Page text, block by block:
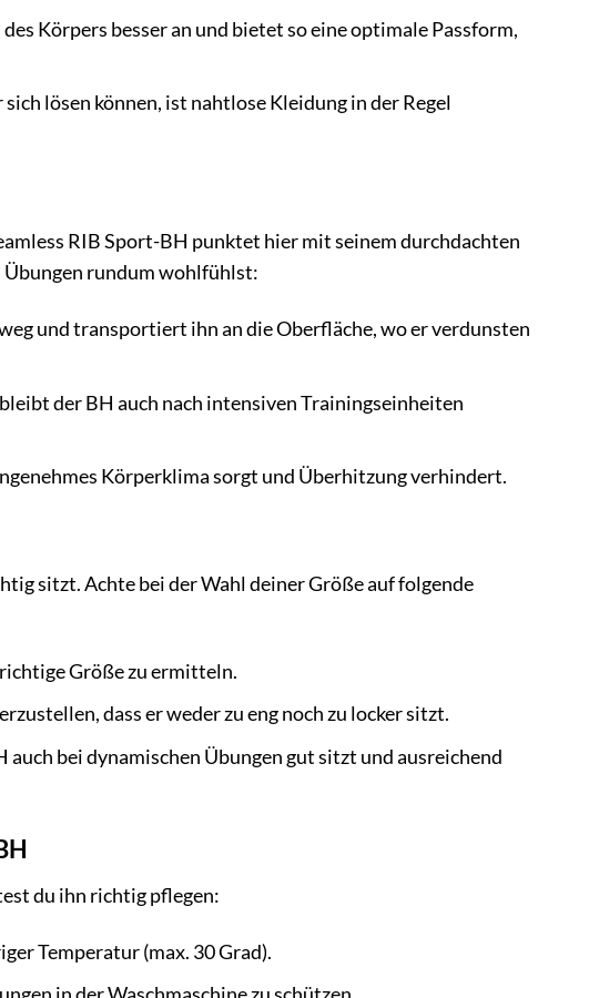
Körpers besser an und bietet so eine optimale Passform,
lösen können, ist nahtlose Kleidung in der Regel
RIB Sport-BH punktet hier mit seinem durchdachten
Übungen rundum wohlfühlst:
und transportiert ihn an die Oberfläche, wo er verdunsten
der BH auch nach intensiven Trainingseinheiten
Körperklima sorgt und Überhitzung verhindert.
sitzt. Achte bei der Wahl deiner Größe auf folgende
Größe zu ermitteln.
dass er weder zu eng noch zu locker sitzt.
bei dynamischen Übungen gut sitzt und ausreichend
du ihn richtig pflegen:
Temperatur (max. 30 Grad).